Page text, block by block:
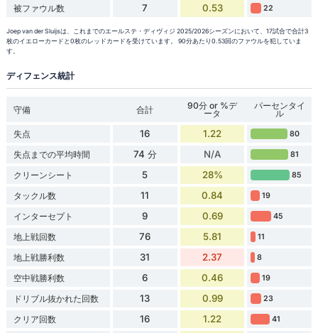
被ファウル数 7 0.53 22
Joep van der Sluijsは、これまでのエールステ・ディヴィジ 2025/2026シーズンにおいて、17試合で合計3
枚のイエローカードと0枚のレッドカードを受けています。 90分あたり0.53回のファウルを犯していま
す。
ディフェンス統計
守備 合計 90分 or %デ
ータ
パーセンタイ
ル
失点
16 1.22 80
失点までの平均時間 74 分 N/A 81
クリーンシート 5 28% 85
タックル数 11 0.84 19
インターセプト 9 0.69 45
地上戦回数 76 5.81 11
地上戦勝利数 31 2.37 8
空中戦勝利数 6 0.46 19
ドリブル抜かれた回数 13 0.99 23
クリア回数 16 1.22 41